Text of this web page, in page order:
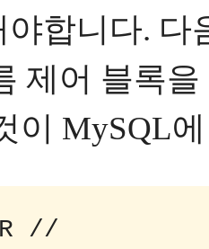
합니다. 다
제어 블록
이 MySQL
//